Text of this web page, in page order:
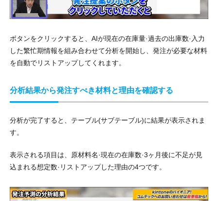
ボタンをクリックすると、AIが現在の在庫量·過去の出庫数·入力
した繁忙期情報を組み合わせて分析を開始し、発注が必要な材料
を自動でリストアップしてくれます。
分析結果から発注すべき材料と理由を確認する
分析が完了すると、テーブル(サブテーブル)に結果が表示されま
す。
表示される項目は、原材料名·現在の在庫数·3ヶ月後に不足が見
込まれる想定数·リストアップした理由の4つです。